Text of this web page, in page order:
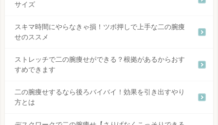
サイズ
スキマ時間にやらなきゃ損！ツボ押しで上手な二の腕痩
せのススメ
ストレッチで二の腕痩せができる？根拠があるからおす
すめできます
二の腕痩せするなら後ろバイバイ！効果を引き出すやり
方とは